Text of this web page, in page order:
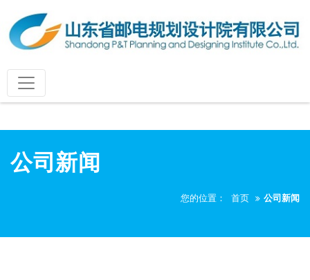
公司新闻
您的位置： 首页 公司新闻